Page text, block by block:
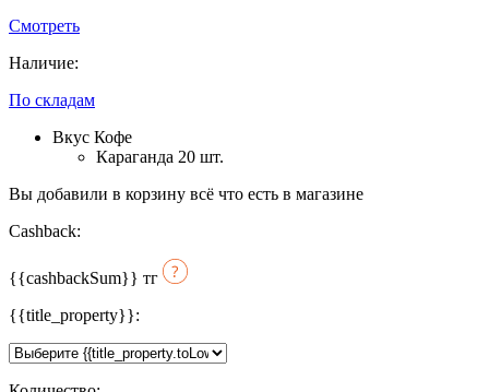
Смотреть
Наличие:
По складам
Вкус Кофе
Караганда 20 шт.
Вы добавили в корзину всё что есть в магазине
Cashback:
{{cashbackSum}} тг
{{title_property}}: